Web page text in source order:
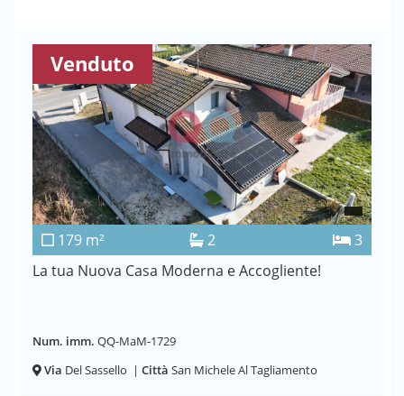
Venduto
179 m² 2
3
La tua Nuova Casa Moderna e Accogliente!
Num. imm. QQ-MaM-1729
Via Del Sassello | Città San Michele Al Tagliamento